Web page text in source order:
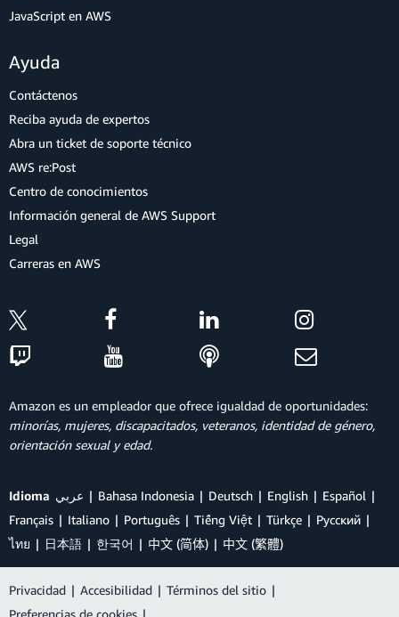
JavaScript en AWS
Ayuda
Contáctenos
Reciba ayuda de expertos
Abra un ticket de soporte técnico
AWS re:Post
Centro de conocimientos
Información general de AWS Support
Legal
Carreras en AWS
Amazon es un empleador que ofrece igualdad de oportunidades:
minorías, mujeres, discapacitados, veteranos, identidad de género,
orientación sexual y edad.
Idioma عربي Bahasa Indonesia Deutsch English
Español
Français
Italiano Português Tiếng Việt Türkçe
Ρусский
ไทย
日本語 한국어 中文 (简体) 中文 (繁體)
Privacidad | Accesibilidad | Términos del sitio |
Preferencias de cookies |